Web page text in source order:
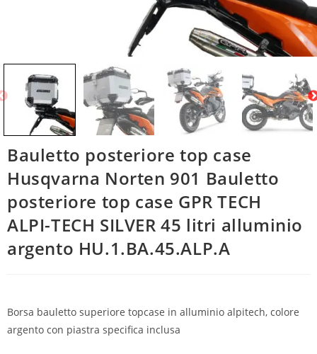
Bauletto posteriore top case
Husqvarna Norten 901 Bauletto
posteriore top case GPR TECH
ALPI-TECH SILVER 45 litri alluminio
argento HU.1.BA.45.ALP.A
Borsa bauletto superiore topcase in alluminio alpitech, colore
argento con piastra specifica inclusa